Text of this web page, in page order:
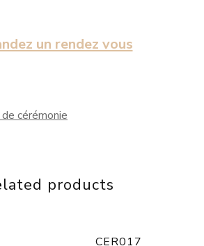
un rendez vous
cérémonie
products
CER017